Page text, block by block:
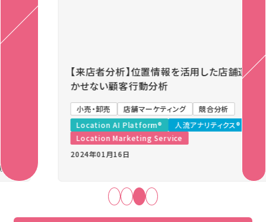
【来店者分析】位置情報を活用した店舗運営に欠
かせない顧客行動分析
店舗マーケティング
競合分析
Location AI Platform®
人流アナリティクス®
Location Marketing Service
2024年01月16日